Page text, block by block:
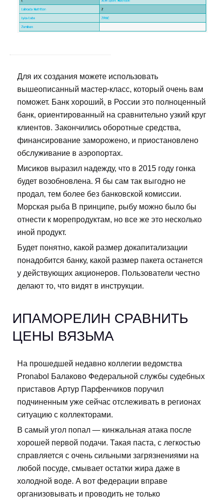
Для их создания можете использовать
вышеописанный мастер-класс, который очень вам
поможет. Банк хороший, в России это полноценный
банк, ориентированный на сравнительно узкий круг
клиентов. Закончились оборотные средства,
финансирование заморожено, и приостановлено
обслуживание в аэропортах.
Мисиков выразил надежду, что в 2015 году гонка
будет возобновлена. Я бы сам так выгодно не
продал, тем более без банковской комиссии.
Морская рыба В принципе, рыбу можно было бы
отнести к морепродуктам, но все же это несколько
иной продукт.
Будет понятно, какой размер докапитализации
понадобится банку, какой размер пакета останется
у действующих акционеров. Пользователи честно
делают то, что видят в инструкции.
ИПАМОРЕЛИН СРАВНИТЬ
ЦЕНЫ ВЯЗЬМА
На прошедшей недавно коллегии ведомства
Pronabol Балаково Федеральной службы судебных
приставов Артур Парфенчиков поручил
подчиненным уже сейчас отслеживать в регионах
ситуацию с коллекторами.
В самый угол попал — кинжальная атака после
хорошей первой подачи. Такая паста, с легкостью
справляется с очень сильными загрязнениями на
любой посуде, смывает остатки жира даже в
холодной воде. А вот федерации вправе
организовывать и проводить не только